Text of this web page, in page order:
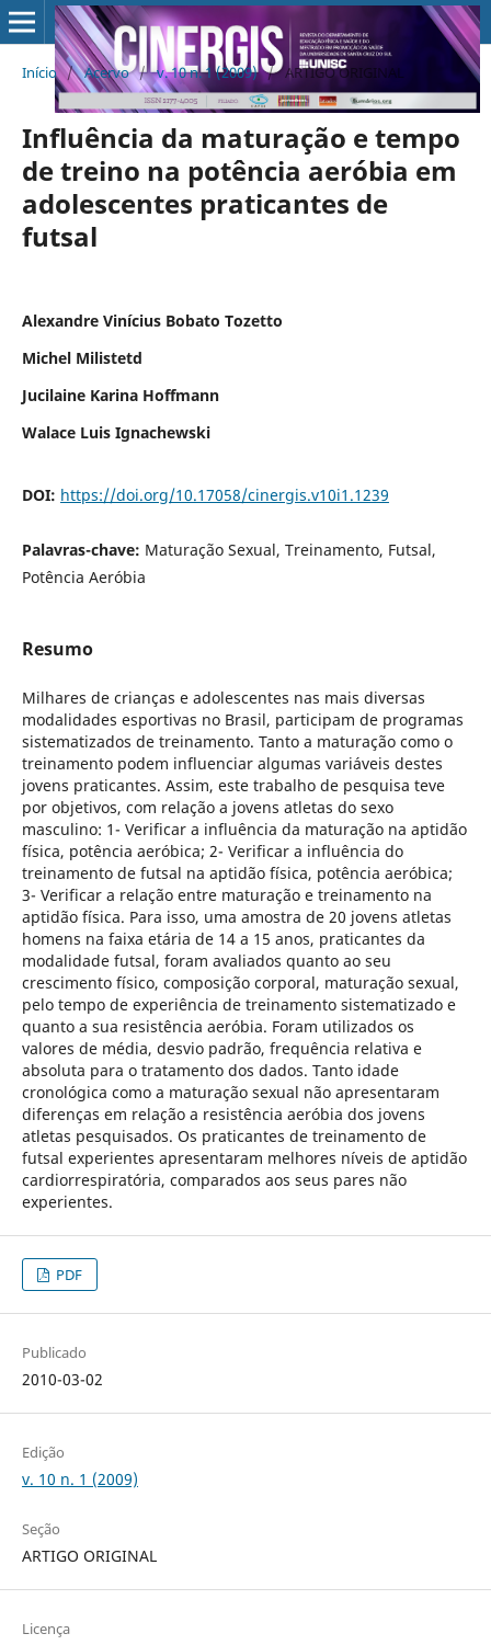
Início / Acervo / v. 10 n. 1 (2009) / ARTIGO ORIGINAL
Influência da maturação e tempo
de treino na potência aeróbia em
adolescentes praticantes de
futsal
Alexandre Vinícius Bobato Tozetto
Michel Milistetd
Jucilaine Karina Hoffmann
Walace Luis Ignachewski
DOI: https://doi.org/10.17058/cinergis.v10i1.1239
Palavras-chave: Maturação Sexual, Treinamento, Futsal,
Potência Aeróbia
Resumo
Milhares de crianças e adolescentes nas mais diversas
modalidades esportivas no Brasil, participam de programas
sistematizados de treinamento. Tanto a maturação como o
treinamento podem influenciar algumas variáveis destes
jovens praticantes. Assim, este trabalho de pesquisa teve
por objetivos, com relação a jovens atletas do sexo
masculino: 1- Verificar a influência da maturação na aptidão
física, potência aeróbica; 2- Verificar a influência do
treinamento de futsal na aptidão física, potência aeróbica;
3- Verificar a relação entre maturação e treinamento na
aptidão física. Para isso, uma amostra de 20 jovens atletas
homens na faixa etária de 14 a 15 anos, praticantes da
modalidade futsal, foram avaliados quanto ao seu
crescimento físico, composição corporal, maturação sexual,
pelo tempo de experiência de treinamento sistematizado e
quanto a sua resistência aeróbia. Foram utilizados os
valores de média, desvio padrão, frequência relativa e
absoluta para o tratamento dos dados. Tanto idade
cronológica como a maturação sexual não apresentaram
diferenças em relação a resistência aeróbia dos jovens
atletas pesquisados. Os praticantes de treinamento de
futsal experientes apresentaram melhores níveis de aptidão
cardiorrespiratória, comparados aos seus pares não
experientes.
PDF
Publicado
2010-03-02
Edição
v. 10 n. 1 (2009)
Seção
ARTIGO ORIGINAL
Licença